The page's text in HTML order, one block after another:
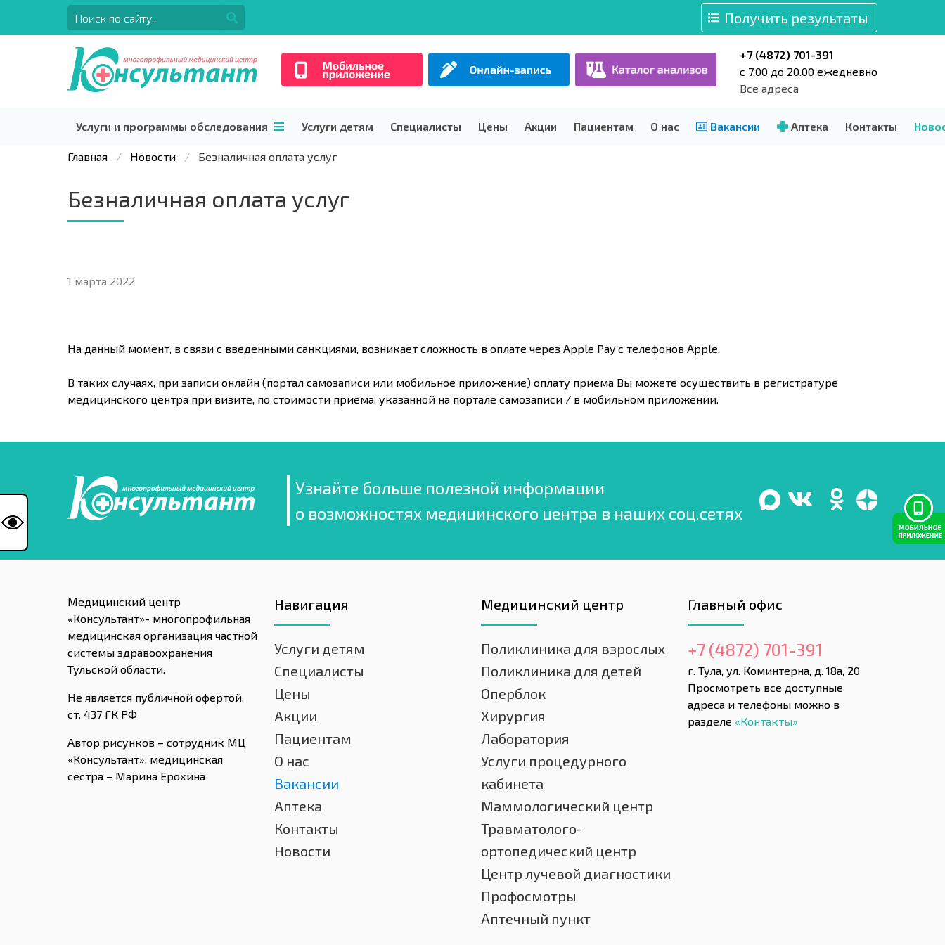
Получить результаты
+7 (4872) 701-391
c 7.00 до 20.00 ежедневно
Все адреса
Услуги и программы обследования Услуги детям Специалисты Цены Акции Пациентам О нас Вакансии Аптека Контакты
Главная Новости Безналичная оплата услуг
Безналичная оплата услуг
1 марта 2022
На данный момент, в связи с введенными санкциями, возникает сложность в оплате через Apple Pay с телефонов Apple.
В таких случаях, при записи онлайн (портал самозаписи или мобильное приложение) оплату приема Вы можете осуществить в регистратуре
медицинского центра при визите, по стоимости приема, указанной на портале самозаписи / в мобильном приложении.
Узнайте больше полезной информации
о возможностях медицинского центра в наших соц.сетях
Медицинский центр
«Консультант»- многопрофильная
медицинская организация частной
системы здравоохранения
Тульской области.
Не является публичной офертой,
ст. 437 ГК РФ
Автор рисунков – сотрудник МЦ
«Консультант», медицинская
сестра – Марина Ерохина
Навигация
Услуги детям
Специалисты
Цены
Акции
Пациентам
О нас
Вакансии
Аптека
Контакты
Новости
Медицинский центр
Поликлиника для взрослых
Поликлиника для детей
Оперблок
Хирургия
Лаборатория
Услуги процедурного
кабинета
Маммологический центр
Травматолого-
ортопедический центр
Центр лучевой диагностики
Профосмотры
Аптечный пункт
Главный офис
+7 (4872) 701-391
г. Тула, ул. Коминтерна, д. 18а, 20
Просмотреть все доступные
адреса и телефоны можно в
разделе «Контакты»